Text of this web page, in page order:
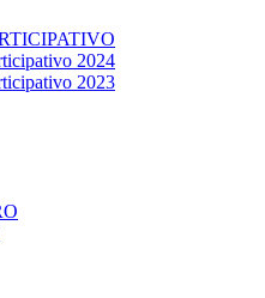
2024
2023